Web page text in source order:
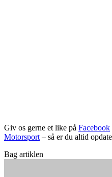
Giv os gerne et like på Facebook
Motorsport – så er du altid
Bag artiklen